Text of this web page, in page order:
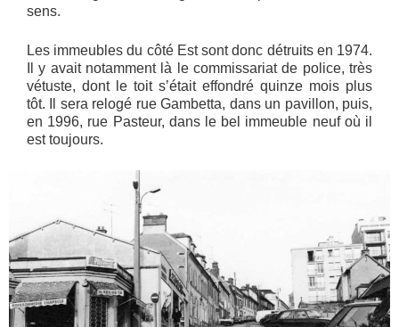
sens.
Les immeubles du côté Est sont donc détruits en 1974.
Il y avait notamment là le commissariat de police, très
vétuste, dont le toit s’était effondré quinze mois plus
tôt. Il sera relogé rue Gambetta, dans un pavillon, puis,
en 1996, rue Pasteur, dans le bel immeuble neuf où il
est toujours.